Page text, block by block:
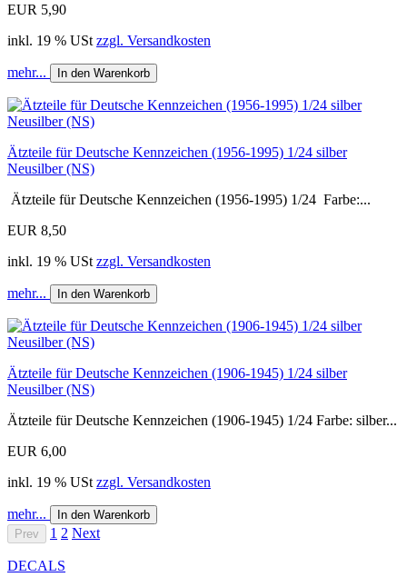
EUR 5,90
inkl. 19 % USt zzgl. Versandkosten
mehr... In den Warenkorb
Ätzteile für Deutsche Kennzeichen (1956-1995) 1/24 silber
Neusilber (NS)
Ätzteile für Deutsche Kennzeichen (1956-1995) 1/24 Farbe:...
EUR 8,50
inkl. 19 % USt zzgl. Versandkosten
mehr... In den Warenkorb
Ätzteile für Deutsche Kennzeichen (1906-1945) 1/24 silber
Neusilber (NS)
Ätzteile für Deutsche Kennzeichen (1906-1945) 1/24 Farbe: silber...
EUR 6,00
inkl. 19 % USt zzgl. Versandkosten
mehr...
In den Warenkorb
Prev
1 2 Next
DECALS